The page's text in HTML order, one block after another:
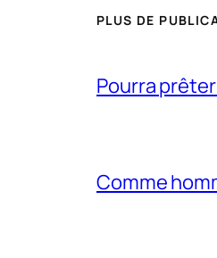
PLUS DE
Pourra
Comme